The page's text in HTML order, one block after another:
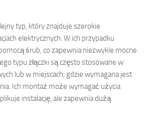
typ, który znajduje szerokie
elektrycznych. W ich przypadku
śrub, co zapewnia niezwykle mocne
typu złączki są często stosowane w
lub w miejscach, gdzie wymagana jest
Ich montaż może wymagać użycia
instalację, ale zapewnia dużą